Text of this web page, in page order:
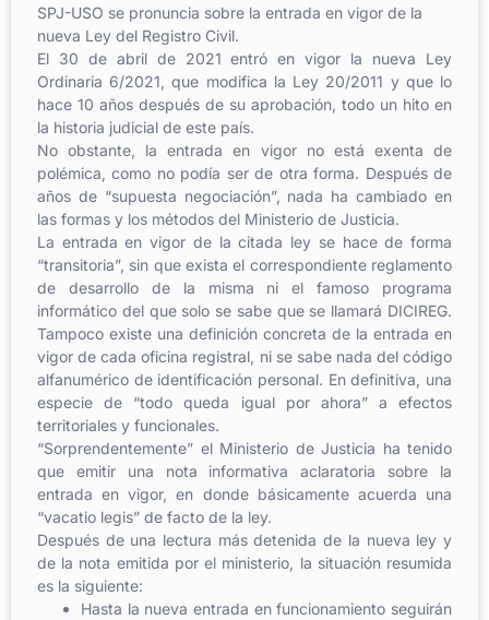
SPJ-USO se pronuncia sobre la entrada en vigor de la
nueva Ley del Registro Civil.
El 30 de abril de 2021 entró en vigor la nueva Ley
Ordinaria 6/2021, que modifica la Ley 20/2011 y que lo
hace 10 años después de su aprobación, todo un hito en
la historia judicial de este país.
No obstante, la entrada en vigor no está exenta de
polémica, como no podía ser de otra forma. Después de
años de “supuesta negociación”, nada ha cambiado en
las formas y los métodos del Ministerio de Justicia.
La entrada en vigor de la citada ley se hace de forma
“transitoria”, sin que exista el correspondiente reglamento
de desarrollo de la misma ni el famoso programa
informático del que solo se sabe que se llamará DICIREG.
Tampoco existe una definición concreta de la entrada en
vigor de cada oficina registral, ni se sabe nada del código
alfanumérico de identificación personal. En definitiva, una
especie de “todo queda igual por ahora” a efectos
territoriales y funcionales.
“Sorprendentemente” el Ministerio de Justicia ha tenido
que emitir una nota informativa aclaratoria sobre la
entrada en vigor, en donde básicamente acuerda una
“vacatio legis” de facto de la ley.
Después de una lectura más detenida de la nueva ley y
de la nota emitida por el ministerio, la situación resumida
es la siguiente:
Hasta la nueva entrada en funcionamiento seguirán